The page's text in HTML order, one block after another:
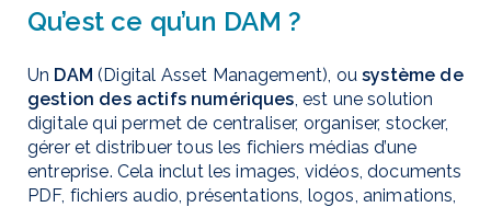
Qu’est ce qu’un DAM ?
Un DAM (Digital Asset Management), ousystème de
gestion des actifs numériques , est une solution
digitale qui permet de centraliser, organiser, stocker,
gérer et distribuer tous les fichiers médias d’une
entreprise. Cela inclut les images, vidéos, documents
PDF, fichiers audio, présentations, logos, animations,